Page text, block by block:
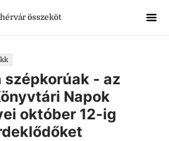
összeköt
szépkorúak - az
Napok
október 12-ig